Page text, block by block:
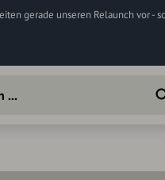
gerade unseren Relaunch vor -